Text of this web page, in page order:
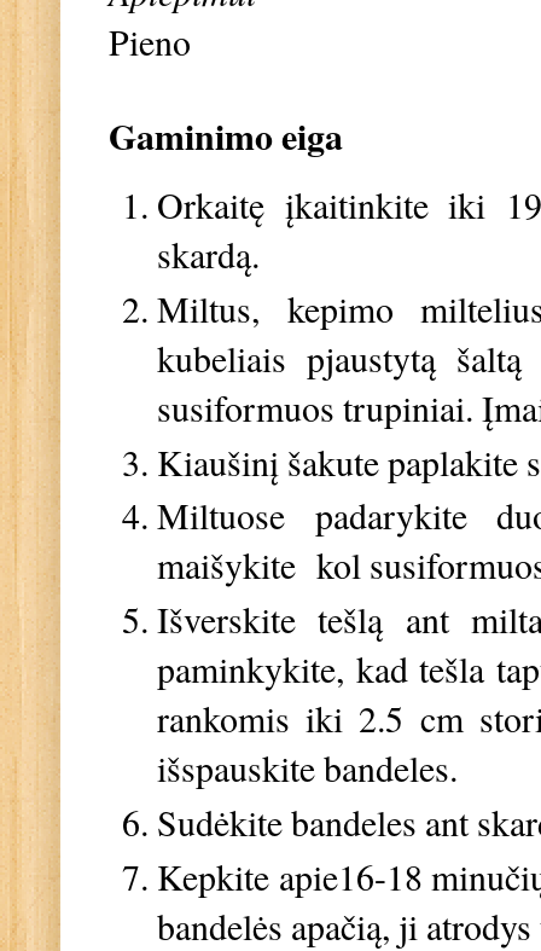
Pieno
Gaminimo eiga
Orkaitę įkaitinkite iki
skardą.
Miltus, kepimo
kubeliais pjaustytą
susiformuos trupiniai.
Kiaušinį šakute paplakite
Miltuose padarykite
maišykite kol
Išverskite tešlą ant
paminkykite, kad tešla
rankomis iki 2.5 cm
išspauskite bandeles.
Sudėkite bandeles ant
Kepkite apie16-18
bandelės apačią, ji